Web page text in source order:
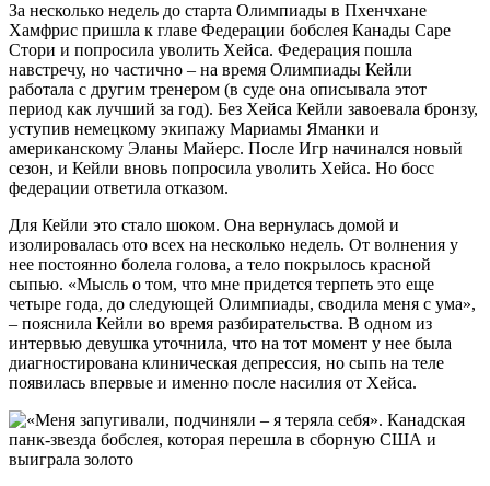
За несколько недель до старта Олимпиады в Пхенчхане
Хамфрис пришла к главе Федерации бобслея Канады Саре
Стори и попросила уволить Хейса. Федерация пошла
навстречу, но частично – на время Олимпиады Кейли
работала с другим тренером (в суде она описывала этот
период как лучший за год). Без Хейса Кейли завоевала бронзу,
уступив немецкому экипажу Мариамы Яманки и
американскому Эланы Майерс. После Игр начинался новый
сезон, и Кейли вновь попросила уволить Хейса. Но босс
федерации ответила отказом.
Для Кейли это стало шоком. Она вернулась домой и
изолировалась ото всех на несколько недель. От волнения у
нее постоянно болела голова, а тело покрылось красной
сыпью. «Мысль о том, что мне придется терпеть это еще
четыре года, до следующей Олимпиады, сводила меня с ума»,
– пояснила Кейли во время разбирательства. В одном из
интервью девушка уточнила, что на тот момент у нее была
диагностирована клиническая депрессия, но сыпь на теле
появилась впервые и именно после насилия от Хейса.